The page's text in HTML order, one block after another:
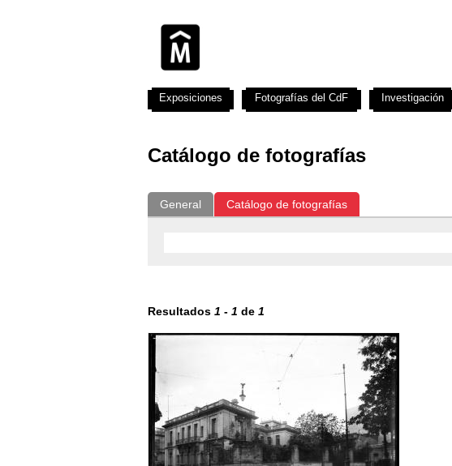
Catálogo de fotografías
General Catálogo de fotografías
Resultados 1 - 1 de 1
Exposiciones Fotografías del CdF Investigación